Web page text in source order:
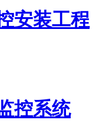
安装工程
控系统